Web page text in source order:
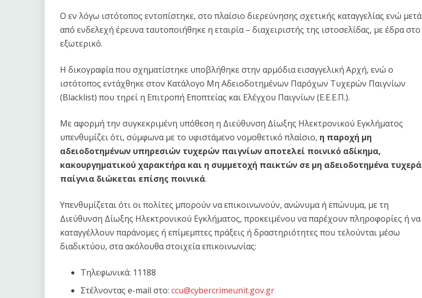
Ο εν λόγω ιστότοπος εντοπίστηκε, στο πλαίσιο διερεύνησης σχετικής καταγγελίας ενώ μετά
από ενδελεχή έρευνα ταυτοποιήθηκε η εταιρία – διαχειριστής της ιστοσελίδας, με έδρα στο
εξωτερικό.
Η δικογραφία που σχηματίστηκε υποβλήθηκε στην αρμόδια εισαγγελική Αρχή, ενώ ο
ιστότοπος εντάχθηκε στον Κατάλογο Μη Αδειοδοτημένων Παρόχων Τυχερών Παιγνίων
(Blacklist) που τηρεί η Επιτροπή Εποπτείας και Ελέγχου Παιγνίων (Ε.Ε.Ε.Π.).
Με αφορμή την συγκεκριμένη υπόθεση η Διεύθυνση Δίωξης Ηλεκτρονικού Εγκλήματος
υπενθυμίζει ότι, σύμφωνα με το υφιστάμενο νομοθετικό πλαίσιο, η παροχή μη
αδειοδοτημένων υπηρεσιών τυχερών παιγνίων αποτελεί ποινικό αδίκημα,
κακουργηματικού χαρακτήρα και η συμμετοχή παικτών σε μη αδειοδοτημένα τυχερά
παίγνια διώκεται επίσης ποινικά.
Υπενθυμίζεται ότι οι πολίτες μπορούν να επικοινωνούν, ανώνυμα ή επώνυμα, με τη
Διεύθυνση Δίωξης Ηλεκτρονικού Εγκλήματος, προκειμένου να παρέχουν πληροφορίες ή να
καταγγέλλουν παράνομες ή επίμεμπτες πράξεις ή δραστηριότητες που τελούνται μέσω
διαδικτύου, στα ακόλουθα στοιχεία επικοινωνίας:
Τηλεφωνικά: 11188
Στέλνοντας e-mail στο: ccu@cybercrimeunit.gov.gr